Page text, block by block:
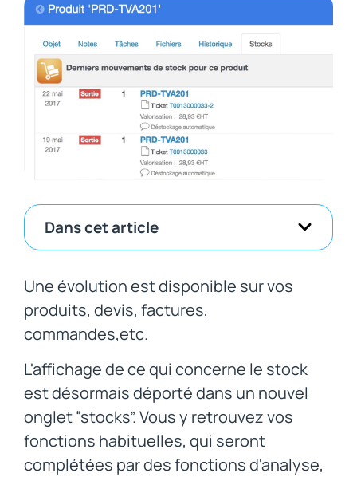
Dans cet article
Une évolution est disponible sur vos
produits, devis, factures,
commandes,etc.
L'affichage de ce qui concerne le stock
est désormais déporté dans un nouvel
onglet “stocks”. Vous y retrouvez vos
fonctions habituelles, qui seront
complétées par des fonctions d'analyse,